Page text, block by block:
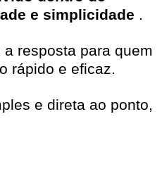
e simplicidade .
resposta para quem
rápido e eficaz.
e direta ao ponto,